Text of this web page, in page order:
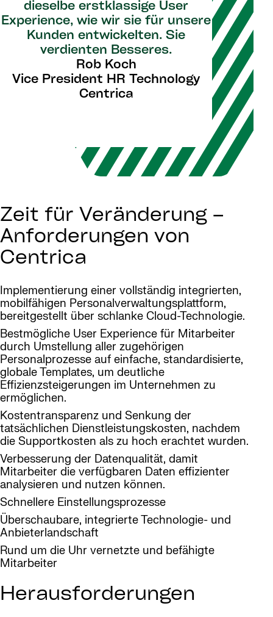
dieselbe erstklassige User
Experience, wie wir sie für unsere
Kunden entwickelten. Sie
verdienten Besseres.
Rob Koch
Vice President HR Technology
Centrica
Zeit für Veränderung –
Anforderungen von
Centrica
Implementierung einer vollständig integrierten,
mobilfähigen Personalverwaltungsplattform,
bereitgestellt über schlanke Cloud-Technologie.
Bestmögliche User Experience für Mitarbeiter
durch Umstellung aller zugehörigen
Personalprozesse auf einfache, standardisierte,
globale Templates, um deutliche
Effizienzsteigerungen im Unternehmen zu
ermöglichen.
Kostentransparenz und Senkung der
tatsächlichen Dienstleistungskosten, nachdem
die Supportkosten als zu hoch erachtet wurden.
Verbesserung der Datenqualität, damit
Mitarbeiter die verfügbaren Daten effizienter
analysieren und nutzen können.
Schnellere Einstellungsprozesse
Überschaubare, integrierte Technologie- und
Anbieterlandschaft
Rund um die Uhr vernetzte und befähigte
Mitarbeiter
Herausforderungen